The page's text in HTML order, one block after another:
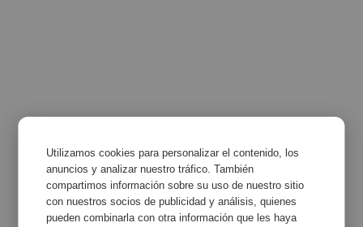
Utilizamos cookies para personalizar el contenido, los
anuncios y analizar nuestro tráfico. También
compartimos información sobre su uso de nuestro sitio
con nuestros socios de publicidad y análisis, quienes
pueden combinarla con otra información que les haya